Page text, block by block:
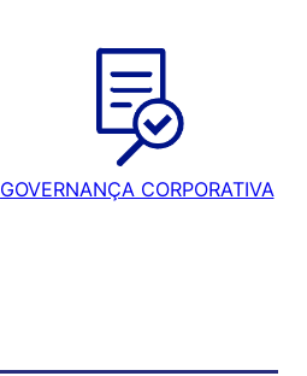
GOVERNANÇA CORPORATIVA